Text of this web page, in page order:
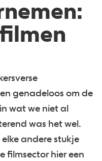
genadeloos om de
wat we niet al
was het wel.
andere stukje
filmsector hier een